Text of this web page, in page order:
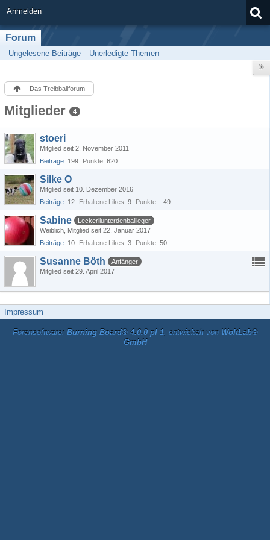
Anmelden
Forum
Ungelesene Beiträge Unerledigte Themen
Das Treibballforum
Mitglieder 4
stoeri
Mitglied seit 2. November 2011
Beiträge 199 Punkte 620
Silke O
Mitglied seit 10. Dezember 2016
Beiträge 12 Erhaltene Likes 9 Punkte −49
Sabine
Leckerliunterdenballleger
Weiblich Mitglied seit 22. Januar 2017
Beiträge 10 Erhaltene Likes 3 Punkte 50
Susanne Böth
Anfänger
Mitglied seit 29. April 2017
Impressum
Forensoftware: Burning Board® 4.0.0 pl 1, entwickelt von WoltLab®
GmbH